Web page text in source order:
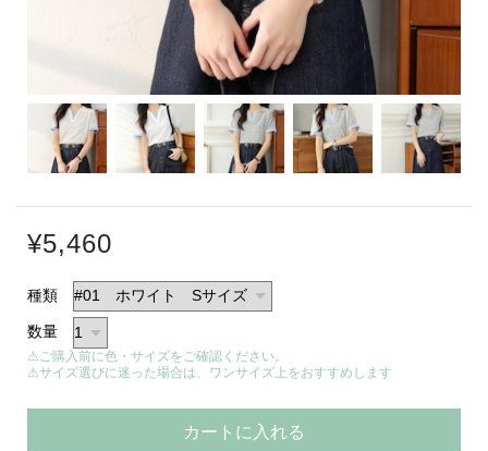
¥5,460
種類
数量
⚠ご購入前に色・サイズをご確認ください。
⚠サイズ選びに迷った場合は、ワンサイズ上をおすすめします
カートに入れる